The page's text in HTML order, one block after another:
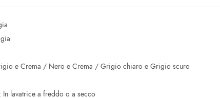
e Crema / Nero e Crema / Grigio chiaro e Grigio scuro
lavatrice a freddo o a secco